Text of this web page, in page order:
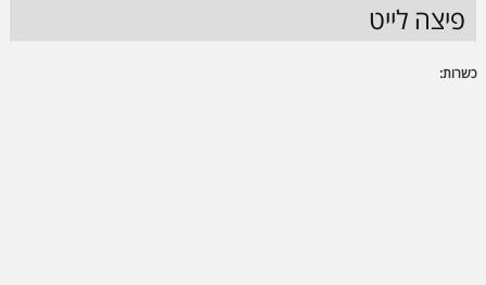
פיצה לייט
כשרות: